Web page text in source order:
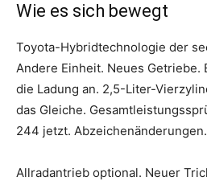
Wie es sich bewegt
Toyota-Hybridtechnologie der
Andere Einheit. Neues
die Ladung an. 2,5-Liter-
das Gleiche.
244 jetzt.
Allradantrieb optional. Neuer